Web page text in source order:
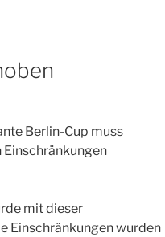
Berlin-Cup muss
mit dieser
Einschränkungen wurden